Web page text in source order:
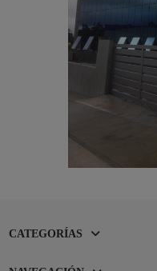
CATEGORÍAS